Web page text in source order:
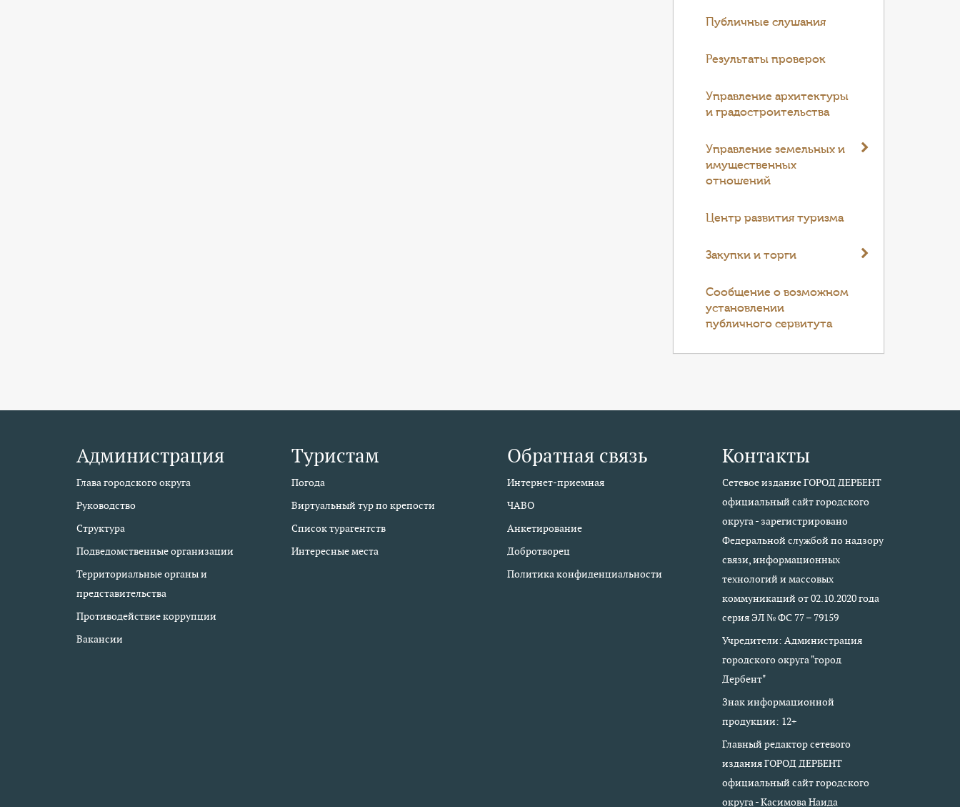
Публичные слушания
Результаты проверок
Управление архитектуры
и градостроительства
Управление земельных и
имущественных
отношений
Центр развития туризма
Закупки и торги
Cообщение о возможном
установлении
публичного сервитута
Администрация
Глава городского округа
Руководство
Структура
Подведомственные организации
Территориальные органы и
представительства
Противодействие коррупции
Вакансии
Туристам
Погода
Виртуальный тур по крепости
Список турагентств
Интересные места
Обратная связь
Интернет-приемная
ЧАВО
Анкетирование
Добротворец
Политика конфиденциальности
Контакты
Сетевое издание ГОРОД ДЕРБЕНТ
официальный сайт городского
округа - зарегистрировано
Федеральной службой по надзору
связи, информационных
технологий и массовых
коммуникаций от 02.10.2020 года
серия ЭЛ № ФС 77 – 79159
Учредители: Администрация
городского округа "город
Дербент"
Знак информационной
продукции: 12+
Главный редактор сетевого
издания ГОРОД ДЕРБЕНТ
официальный сайт городского
округа - Касимова Наида